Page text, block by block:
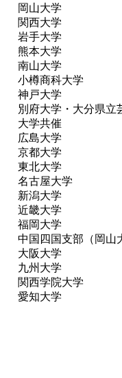
岡山大学
関西大学
岩手大学
熊本大学
南山大学
小樽商科大学
神戸大学
別府大学・大分県立
大学共催
広島大学
京都大学
東北大学
名古屋大学
新潟大学
近畿大学
福岡大学
中国四国支部（岡山
大阪大学
九州大学
関西学院大学
愛知大学